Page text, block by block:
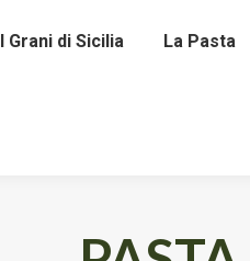
I Grani di Sicilia La Pasta